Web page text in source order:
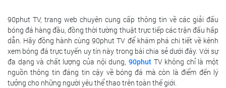
90phut TV, trang web chuyên cung cấp thông tin về các giải đấu
bóng đá hàng đầu, đồng thời tường thuật trực tiếp các trận đấu hấp
dẫn. Hãy đồng hành cùng 90phut TV để khám phá chi tiết về kênh
xem bóng đá trực tuyến uy tín này trong bài chia sẻ dưới đây. Với sự
đa dạng và chất lượng của nội dung, 90phutTV không chỉ là một
nguồn thông tin đáng tin cậy về bóng đá mà còn là điểm đến lý
tưởng cho những người yêu thể thao trên toàn thế giới.